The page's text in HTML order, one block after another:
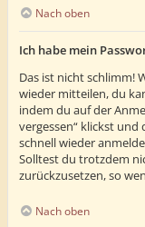
Nach oben
Ich habe mein
Das ist nicht schlimm!
wieder mitteilen, du
indem du auf der
vergessen“ klickst und
schnell wieder
Solltest du trotzdem
zurückzusetzen, so
Nach oben